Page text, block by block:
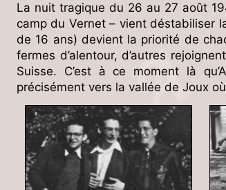
La nuit tragique du 26 au 27 août
camp du Vernet – vient déstabiliser
de 16 ans) devient la priorité de
fermes d’alentour, d’autres
Suisse. C’est à ce moment là
précisément vers la vallée de Joux